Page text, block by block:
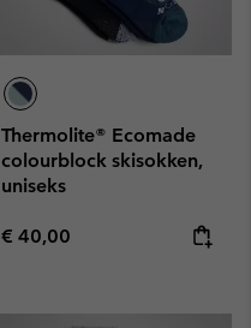
Thermolite® Ecomade
colourblock skisokken,
uniseks
Regular price:
€ 40,00